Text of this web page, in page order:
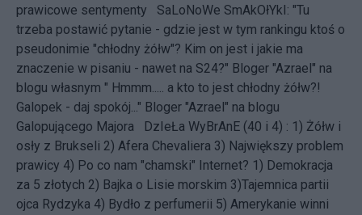
prawicowe sentymenty SaLoNoWe SmAkOłYkI: "Tu
trzeba postawić pytanie - gdzie jest w tym rankingu ktoś o
pseudonimie "chłodny żółw"? Kim on jest i jakie ma
znaczenie w pisaniu - nawet na S24?" Bloger "Azrael" na
blogu własnym " Hmmm..... a kto to jest chłodny żółw?!
Galopek - daj spokój..." Bloger "Azrael" na blogu
Galopującego Majora DzIeŁa WyBrAnE (40 i 4) : 1) Żółw i
osły z Brukseli 2) Afera Chevaliera 3) Największy problem
prawicy 4) Po co nam "chamski" Internet? 1) Demokracja
za 5 złotych 2) Bajka o Lisie morskim 3)Tajemnica partii
ojca Rydzyka 4) Bydło z perfumerii 5) Amerykanie winni